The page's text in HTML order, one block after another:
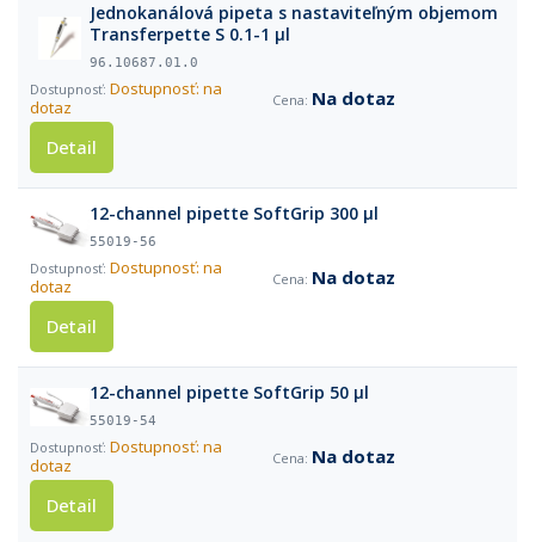
Jednokanálová pipeta s nastaviteľným objemom
Transferpette S 0.1-1 µl
96.10687.01.0
Dostupnosť: na
dotaz
Na dotaz
Detail
12-channel pipette SoftGrip 300 µl
55019-56
Dostupnosť: na
dotaz
Na dotaz
Detail
12-channel pipette SoftGrip 50 µl
55019-54
Dostupnosť: na
dotaz
Na dotaz
Detail